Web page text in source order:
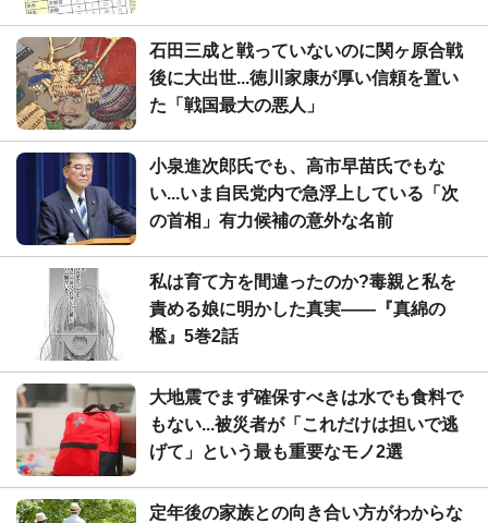
石田三成と戦っていないのに関ヶ原合戦
後に大出世...徳川家康が厚い信頼を置い
た「戦国最大の悪人」
小泉進次郎氏でも、高市早苗氏でもな
い...いま自民党内で急浮上している「次
の首相」有力候補の意外な名前
私は育て方を間違ったのか?毒親と私を
責める娘に明かした真実――『真綿の
檻』5巻2話
大地震でまず確保すべきは水でも食料で
もない...被災者が「これだけは担いで逃
げて」という最も重要なモノ2選
定年後の家族との向き合い方がわからな